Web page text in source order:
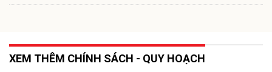
XEM THÊM CHÍNH SÁCH - QUY HOẠCH